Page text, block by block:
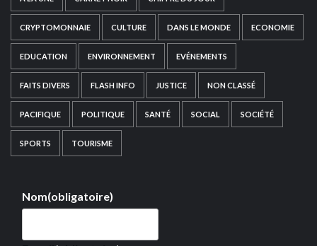
CRYPTOMONNAIE CULTURE DANS LE MONDE ECONOMIE
EDUCATION ENVIRONNEMENT EVÉNEMENTS
FAITS DIVERS FLASH INFO JUSTICE NON CLASSÉ
PACIFIQUE POLITIQUE SANTÉ SOCIAL SOCIÉTÉ
SPORTS TOURISME
Nom(obligatoire)